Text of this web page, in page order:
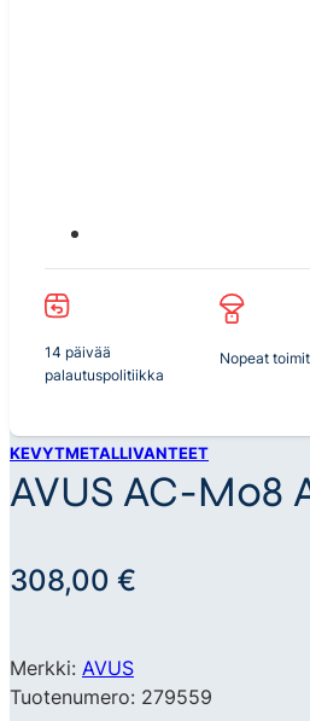
14 päivää
palautuspolitiikka
Nopeat
KEVYTMETALLIVANTEET
AVUS AC-M08
308,00 €
Merkki: AVUS
Tuotenumero: 279559